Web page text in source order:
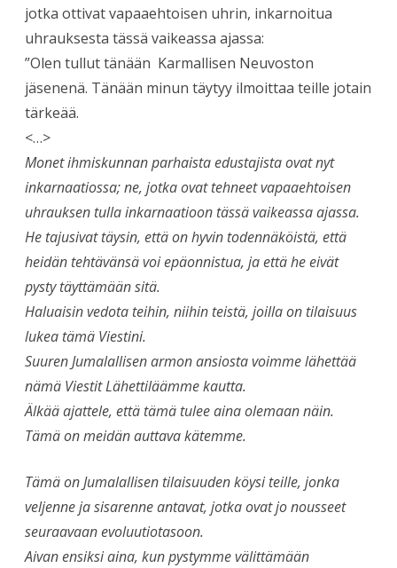
jotka ottivat vapaaehtoisen uhrin, inkarnoitua
uhrauksesta tässä vaikeassa ajassa:
”Olen tullut tänään Karmallisen Neuvoston
jäsenenä. Tänään minun täytyy ilmoittaa teille jotain
tärkeää.
<…>
Monet ihmiskunnan parhaista edustajista ovat nyt
inkarnaatiossa; ne, jotka ovat tehneet vapaaehtoisen
uhrauksen tulla inkarnaatioon tässä vaikeassa ajassa.
He tajusivat täysin, että on hyvin todennäköistä, että
heidän tehtävänsä voi epäonnistua, ja että he eivät
pysty täyttämään sitä.
Haluaisin vedota teihin, niihin teistä, joilla on tilaisuus
lukea tämä Viestini.
Suuren Jumalallisen armon ansiosta voimme lähettää
nämä Viestit Lähettiläämme kautta.
Älkää ajattele, että tämä tulee aina olemaan näin.
Tämä on meidän auttava kätemme.
Tämä on Jumalallisen tilaisuuden köysi teille, jonka
veljenne ja sisarenne antavat, jotka ovat jo nousseet
seuraavaan evoluutiotasoon.
Aivan ensiksi aina, kun pystymme välittämään